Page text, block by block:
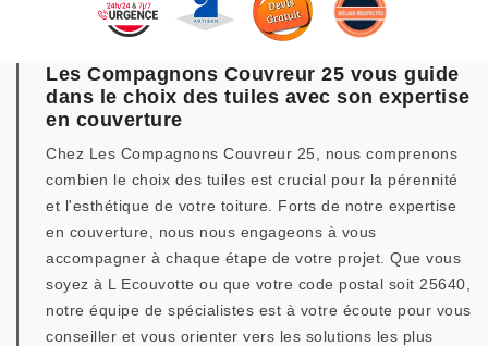
Les Compagnons Couvreur 25 vous guide
dans le choix des tuiles avec son expertise
en couverture
Chez Les Compagnons Couvreur 25, nous comprenons
combien le choix des tuiles est crucial pour la pérennité
et l'esthétique de votre toiture. Forts de notre expertise
en couverture, nous nous engageons à vous
accompagner à chaque étape de votre projet. Que vous
soyez à L Ecouvotte ou que votre code postal soit 25640,
notre équipe de spécialistes est à votre écoute pour vous
conseiller et vous orienter vers les solutions les plus